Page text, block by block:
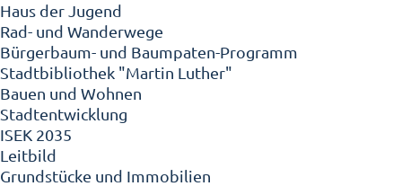
Haus der Jugend
Rad- und Wanderwege
Bürgerbaum- und Baumpaten-Programm
Stadtbibliothek "Martin Luther"
Bauen und Wohnen
Stadtentwicklung
ISEK 2035
Leitbild
Grundstücke und Immobilien